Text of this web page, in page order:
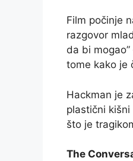
Film počinje
razgovor
da bi
tome kako je
Hackman je
plastični
što je
The